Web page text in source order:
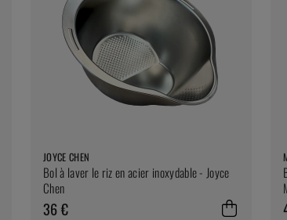
JOYCE CHEN
Bol à laver le riz en acier inoxydable - Joyce
Chen
36 €